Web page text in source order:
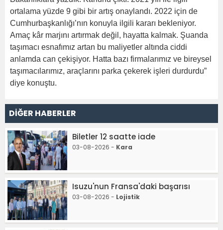
ortalama yüzde 9 gibi bir artış onaylandı. 2022 için de
Cumhurbaşkanlığı’nın konuyla ilgili kararı bekleniyor.
Amaç kâr marjını artırmak değil, hayatta kalmak. Şuanda
taşımacı esnafımız artan bu maliyetler altında ciddi
anlamda can çekişiyor. Hatta bazı firmalarımız ve bireysel
taşımacılarımız, araçlarını parka çekerek işleri durdurdu”
diye konuştu.
DİĞER HABERLER
Biletler 12 saatte iade
03-08-2026 - Kara
Isuzu'nun Fransa'daki başarısı
03-08-2026 - Lojistik